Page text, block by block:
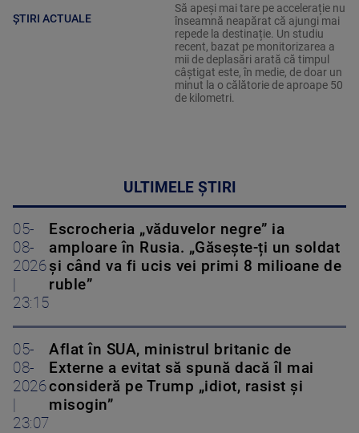
ȘTIRI ACTUALE
Să apeși mai tare pe accelerație nu
înseamnă neapărat că ajungi mai
repede la destinație. Un studiu
recent, bazat pe monitorizarea a
mii de deplasări arată că timpul
câștigat este, în medie, de doar un
minut la o călătorie de aproape 50
de kilometri.
ULTIMELE ȘTIRI
05-
08-
2026
23:15
Escrocheria „văduvelor negre” ia
amploare în Rusia. „Găsește-ți un soldat
și când va fi ucis vei primi 8 milioane de
ruble”
05-
08-
2026
23:07
Aflat în SUA, ministrul britanic de
Externe a evitat să spună dacă îl mai
consideră pe Trump „idiot, rasist și
misogin”